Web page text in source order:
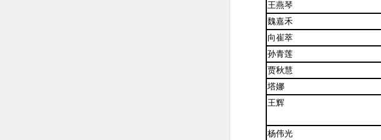
王燕琴
魏嘉禾
向崔萃
孙青莲
贾秋慧
塔娜
王辉
杨伟光